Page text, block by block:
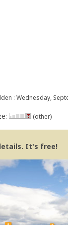
: Wednesday,
(other)
It's free!